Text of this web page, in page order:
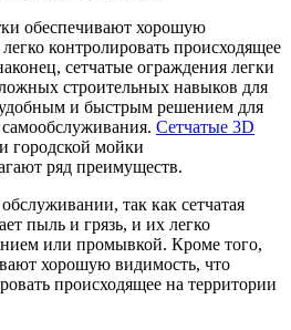
обеспечивают хорошую
контролировать происходящее
сетчатые ограждения легки
строительных навыков для
удобным и быстрым решением для
Сетчатые 3D
городской мойки
ряд преимуществ.
так как сетчатая
пыль и грязь, и их легко
или промывкой. Кроме того,
хорошую видимость, что
происходящее на территории